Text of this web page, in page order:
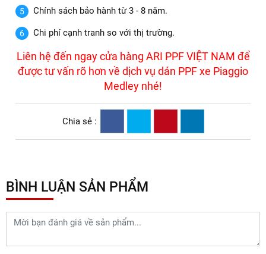
Chính sách bảo hành từ 3 - 8 năm.
Chi phí cạnh tranh so với thị trường.
Liên hệ đến ngay cửa hàng ARI PPF VIỆT NAM để
được tư vấn rõ hơn về dịch vụ dán PPF xe Piaggio
Medley nhé!
Chia sẻ :
BÌNH LUẬN SẢN PHẨM